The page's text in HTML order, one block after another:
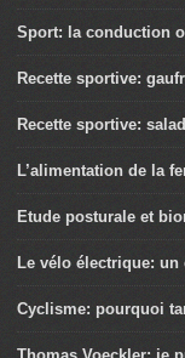
Sport: la conduction
Recette sportive:
Recette sportive:
L’alimentation de la
Etude posturale et
Le vélo électrique:
Cyclisme: pourquoi